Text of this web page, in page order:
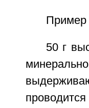
Пример
50 г